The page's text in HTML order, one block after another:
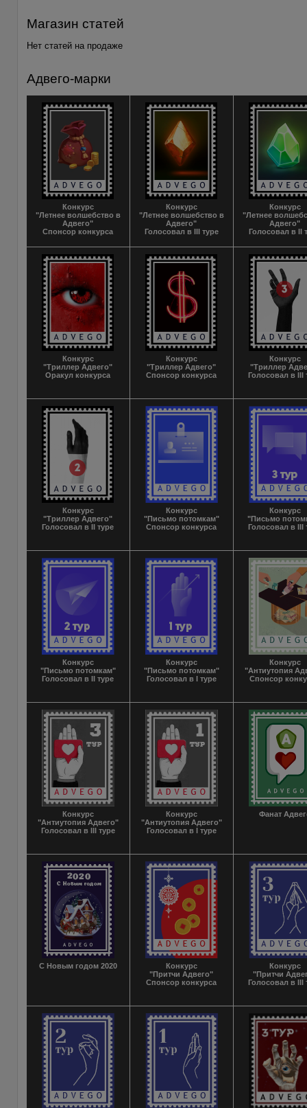
Магазин статей
Нет статей на продаже
Адвего-марки
Конкурс
"Летнее волшебство в
Адвего"
Спонсор конкурса
Конкурс
"Летнее волшебство в
Адвего"
Голосовал в III туре
Конкурс
"Летнее
Адвего"
Голосовал в II
Конкурс
"Триллер Адвего"
Оракул конкурса
Конкурс
"Триллер Адвего"
Спонсор конкурса
Конкурс
"Триллер
Голосовал в III
Конкурс
"Триллер Адвего"
Голосовал в II туре
Конкурс
"Письмо потомкам"
Спонсор конкурса
Конкурс
"Письмо
Голосовал в III
Конкурс
"Письмо потомкам"
Голосовал в II туре
Конкурс
"Письмо потомкам"
Голосовал в I туре
Конкурс
"Антиутопия
Спонсор
Конкурс
"Антиутопия Адвего"
Голосовал в III туре
Конкурс
"Антиутопия Адвего"
Голосовал в I туре
Фанат
С Новым годом 2020
Конкурс
"Притчи Адвего"
Спонсор конкурса
Конкурс
"Притчи
Голосовал в III